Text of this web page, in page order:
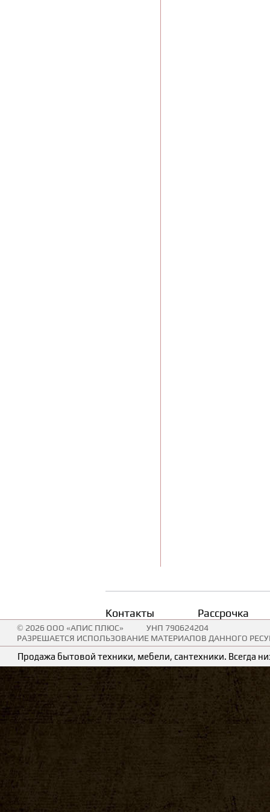
Контакты Рассрочка
© 2026 ООО «АПИС ПЛЮС»
УНП 790624204
РАЗРЕШАЕТСЯ ИСПОЛЬЗОВАНИЕ МАТЕРИАЛОВ ДАННОГО
Продажа бытовой техники, мебели, сантехники. Всегда